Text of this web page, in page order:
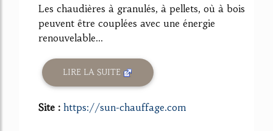
Les chaudières à granulés, à pellets, où à bois
peuvent être couplées avec une énergie
renouvelable...
LIRE LA SUITE
Site : https://sun-chauffage.com